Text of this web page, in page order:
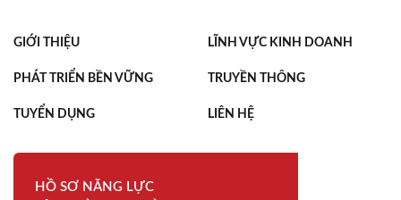
GIỚI THIỆU LĨNH VỰC KINH DOANH
PHÁT TRIỂN BỀN VỮNG TRUYỀN THÔNG
TUYỂN DỤNG LIÊN HỆ
HỒ SƠ NĂNG LỰC